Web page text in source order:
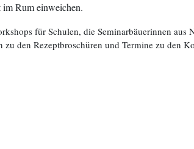
Rum einweichen.
für Schulen, die Seminarbäuerinnen aus
den Rezeptbroschüren und Termine zu den